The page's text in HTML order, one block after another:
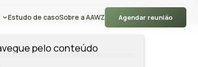
Estudo de casoSobre a AAWZ Agendar reunião
pelo conteúdo